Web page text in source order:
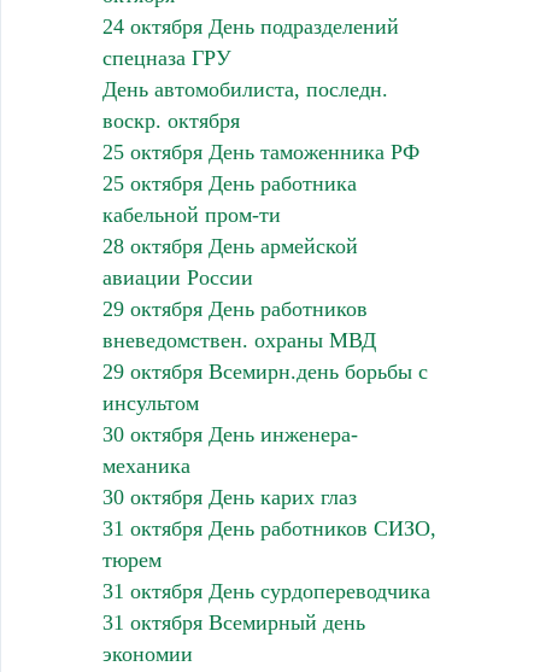
24 октября День подразделений
спецназа ГРУ
День автомобилиста, последн.
воскр. октября
25 октября День таможенника РФ
25 октября День работника
кабельной пром-ти
28 октября День армейской
авиации России
29 октября День работников
вневедомствен. охраны МВД
29 октября Всемирн.день борьбы с
инсультом
30 октября День инженера-
механика
30 октября День карих глаз
31 октября День работников СИЗО,
тюрем
31 октября День сурдопереводчика
31 октября Всемирный день
экономии